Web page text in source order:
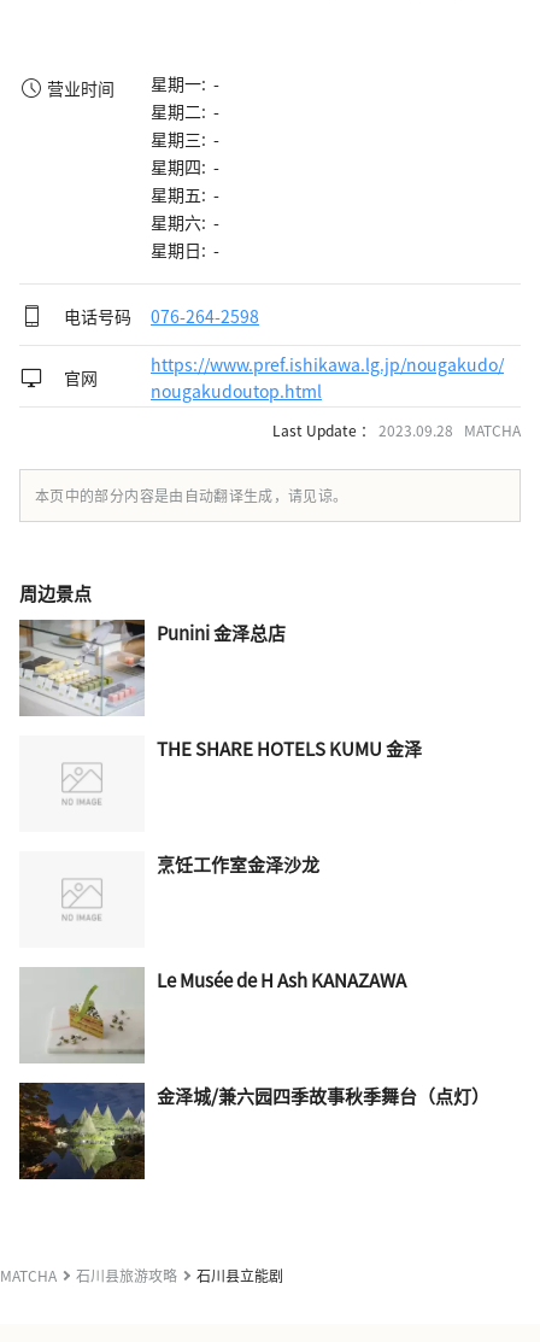
营业时间
星期一: -
星期二: -
星期三: -
星期四: -
星期五: -
星期六: -
星期日: -
电话号码 076-264-2598
官网
https://www.pref.ishikawa.lg.jp/nougakudo/
nougakudoutop.html
Last Update ： 2023.09.28 MATCHA
本页中的部分内容是由自动翻译生成，请见谅。
周边景点
Punini 金泽总店
THE SHARE HOTELS KUMU 金泽
烹饪工作室金泽沙龙
Le Musée de H Ash KANAZAWA
金泽城/兼六园四季故事秋季舞台（点灯）
MATCHA 石川县旅游攻略 石川县立能剧